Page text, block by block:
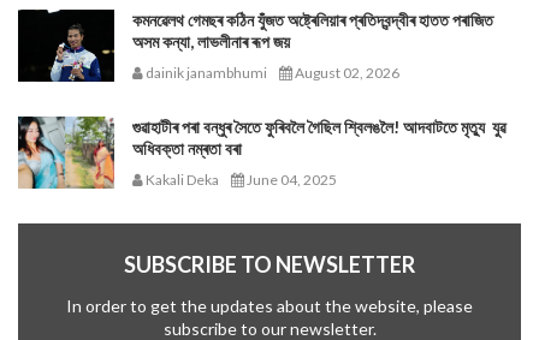
কমনৱেলথ গেমছৰ কঠিন যুঁজত অষ্ট্ৰেলিয়াৰ প্ৰতিদ্বন্দ্বীৰ হাতত পৰাজিত
অসম কন্যা, লাভলীনাৰ ৰূপ জয়
dainik janambhumi August 02, 2026
গুৱাহাটীৰ পৰা বন্ধুৰ সৈতে ফুৰিবলৈ গৈছিল শ্বিলঙলৈ! আদবাটতে মৃত্যু যুৱ
অধিবক্তা নম্ৰতা বৰা
Kakali Deka June 04, 2025
SUBSCRIBE TO NEWSLETTER
In order to get the updates about the website, please
subscribe to our newsletter.